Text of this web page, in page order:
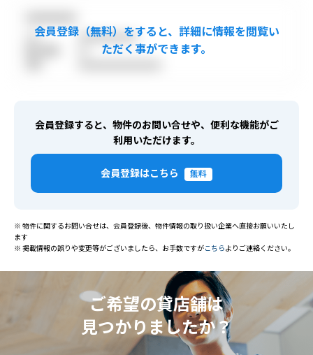
TEL
●●●●●●●●●●●●
会員登録すると、物件のお問い合せや、便利な機能がご
利用いただけます。
会員登録はこちら 無料
※ 物件に関するお問い合せは、会員登録後、物件情報の取り扱い企業へ直接お願いいたし
ます
※ 掲載情報の誤りや変更等がございましたら、お手数ですがこちらよりご連絡ください。
ご希望の貸店舗は
見つかりましたか？